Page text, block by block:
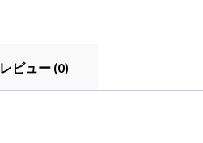
レビュー (0)